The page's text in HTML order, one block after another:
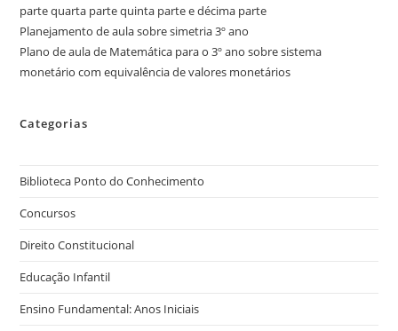
parte quarta parte quinta parte e décima parte
Planejamento de aula sobre simetria 3º ano
Plano de aula de Matemática para o 3º ano sobre sistema
monetário com equivalência de valores monetários
Categorias
Biblioteca Ponto do Conhecimento
Concursos
Direito Constitucional
Educação Infantil
Ensino Fundamental: Anos Iniciais